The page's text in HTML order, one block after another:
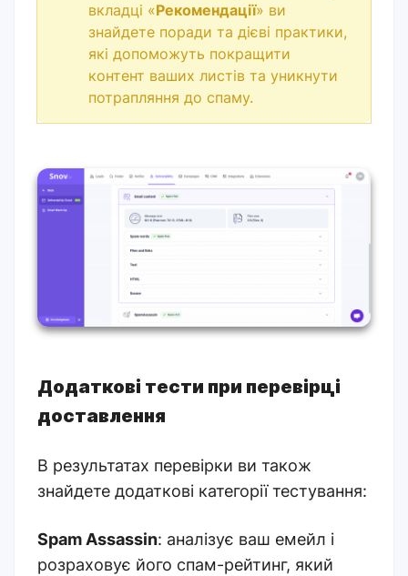
вкладці «Рекомендації» ви
знайдете поради та дієві практики,
які допоможуть покращити
контент ваших листів та уникнути
потрапляння до спаму.
Додаткові тести при перевірці
доставлення
В результатах перевірки ви також
знайдете додаткові категорії тестування:
Spam Assassin: аналізує ваш емейл і
розраховує його спам-рейтинг, який